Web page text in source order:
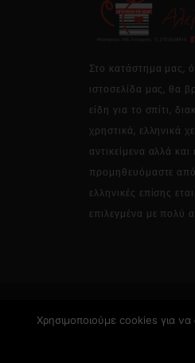
Στο κατάστημα μας,
ιστοσελίδα μας, θα
είδη για το σπίτι,
χρηστικά, ελληνικά
αντικείμενα αλλά
προμηθευόμαστε
ελληνικές επίσης
επιλεγμένα με πολύ
Χρησιμοποιούμε cookies για